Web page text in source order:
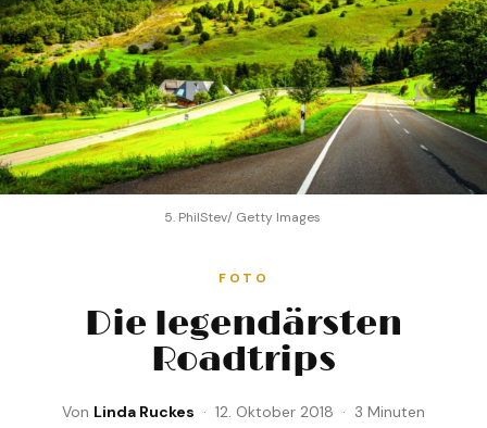
5. PhilStev/ Getty Images
FOTO
Die legendärsten
Roadtrips
Von Linda Ruckes · 12. Oktober 2018 · 3 Minuten